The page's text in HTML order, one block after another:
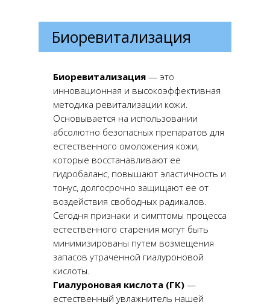
Биоревитализация — это
инновационная и высокоэффективная
методика ревитализации кожи.
Основывается на использовании
абсолютно безопасных препаратов для
естественного омоложения кожи,
которые восстанавливают ее
гидробаланс, повышают эластичность и
тонус, долгосрочно защищают ее от
воздействия свободных радикалов.
Сегодня признаки и симптомы процесса
естественного старения могут быть
минимизированы путем возмещения
запасов утраченной гиалуроновой
кислоты.
Гиалуроновая кислота (ГК) —
естественный увлажнитель нашей
Биоревитализация